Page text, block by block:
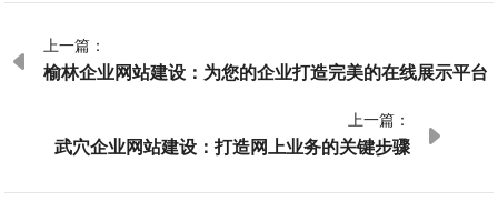

上一篇：
榆林企业网站建设：为您的企业打造完美的在线展示平台
上一篇：
武穴企业网站建设：打造网上业务的关键步骤
